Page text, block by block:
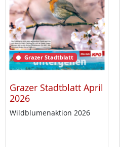
Grazer Stadtblatt
Grazer Stadtblatt April
2026
Wild­blu­men­ak­ti­on 2026